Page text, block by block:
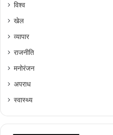
विश्व
खेल
व्यापार
राजनीति
मनोरंजन
अपराध
स्वास्थ्य